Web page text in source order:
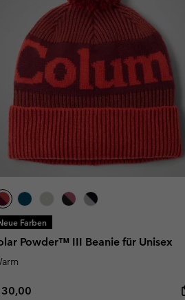
Farben
Powder™ III Beanie für Unisex
price: